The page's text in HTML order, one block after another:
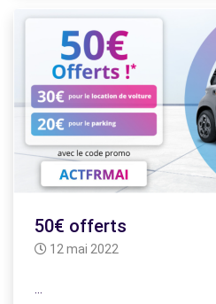
50€ offerts
12 mai 2022